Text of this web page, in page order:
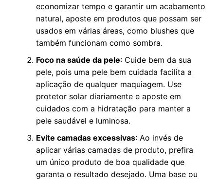
economizar tempo e garantir um acabamento
natural, aposte em produtos que possam ser
usados em várias áreas, como blushes que
também funcionam como sombra.
Foco na saúde da pele: Cuide bem da sua
pele, pois uma pele bem cuidada facilita a
aplicação de qualquer maquiagem. Use
protetor solar diariamente e aposte em
cuidados com a hidratação para manter a
pele saudável e luminosa.
Evite camadas excessivas: Ao invés de
aplicar várias camadas de produto, prefira
um único produto de boa qualidade que
garanta o resultado desejado. Uma base ou